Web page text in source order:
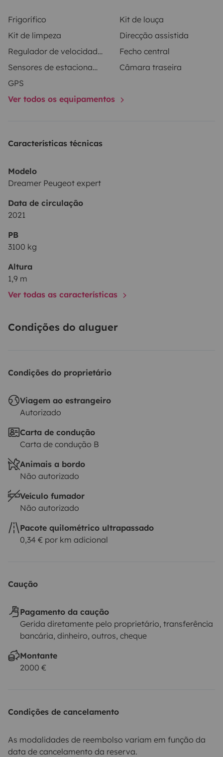
de vitesse, et même Apple CarPlay / Android Auto
pour écouter vos playlists et suivre l’itinéraire
facilement.
👉 Soyez prêt à vous échapper pour un temps, entre
Frigorífico
Kit de louça
Kit de limpeza
Direcção assistida
Regulador de velocidade / Cruise Control
Fecho central
Sensores de estacionamento
Câmara traseira
GPS
Ver todos os equipamentos
Características técnicas
Modelo
Dreamer Peugeot expert
Data de circulação
2021
PB
3100 kg
Altura
1,9 m
Ver todas as características
Condições do aluguer
Condições do proprietário
Viagem ao estrangeiro
Autorizado
Carta de condução
Carta de condução B
Animais a bordo
Não autorizado
Veículo fumador
Não autorizado
Pacote quilométrico ultrapassado
0,34 € por km adicional
Caução
Pagamento da caução
Gerida diretamente pelo proprietário, transferência
bancária, dinheiro, outros, cheque
Montante
2000 €
Condições de cancelamento
As modalidades de reembolso variam em função da
data de cancelamento da reserva.